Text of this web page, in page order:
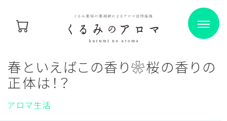
春といえばこの香り❀桜の香りの
正体は！？
アロマ生活